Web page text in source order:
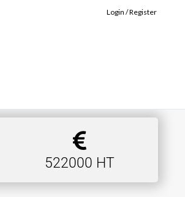
Login / Register
522000 HT